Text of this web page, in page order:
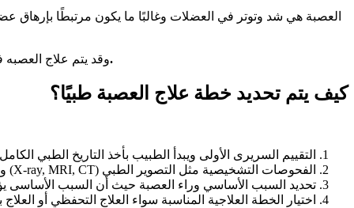
العصبة هي شد وتوتر في العضلات وغالبًا ما يكون مرتبطًا بإرهاق
وقد يتم علاج.
كيف يتم تحديد خطة علاج العصبة طبيًا؟
التقييم السريرى الأولى ويبدأ الطبيب بأخذ التاريخ الطبي
الفحوصات التشخيصية مثل التصوير الطبي (X-ray, MRI, CT) واختبارات التوصيل العصبي
تحديد السبب الأساسي وراء العصبة حيث أن السبب الأساسى
اختيار الخطة العلاجية المناسبة سواء العلاج التحفظي أو